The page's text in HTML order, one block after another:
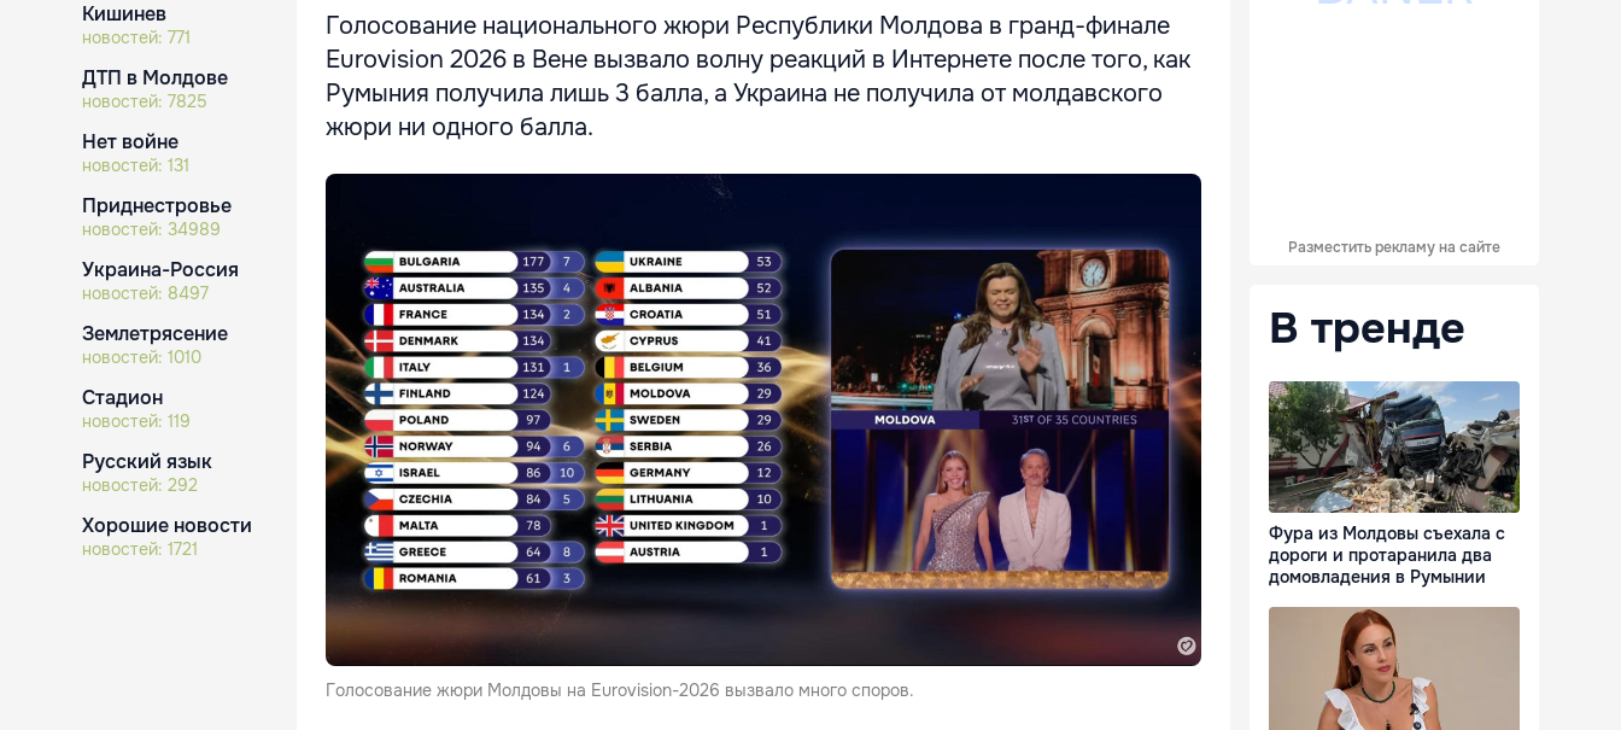
Кишинев
новостей: 771
ДТП в Молдове
новостей: 7825
Нет войне
новостей: 131
Приднестровье
новостей: 34989
Украина-Россия
новостей: 8497
Землетрясение
новостей: 1010
Стадион
новостей: 119
Русский язык
новостей: 292
Хорошие новости
новостей: 1721
Голосование национального жюри Республики Молдова в гранд-финале
Eurovision 2026 в Вене вызвало волну реакций в Интернете после того, как
Румыния получила лишь 3 балла, а Украина не получила от молдавского
жюри ни одного балла.
Голосование жюри Молдовы на Eurovision-2026 вызвало много споров.
Разместить рекламу на сайте
В тренде
Фура из Молдовы съехала с
дороги и протаранила два
домовладения в Румынии